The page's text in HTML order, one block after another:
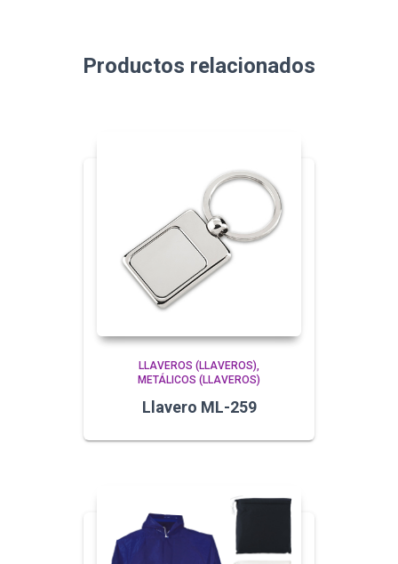
Productos relacionados
LLAVEROS (LLAVEROS)
METÁLICOS (LLAVEROS)
Llavero ML-259